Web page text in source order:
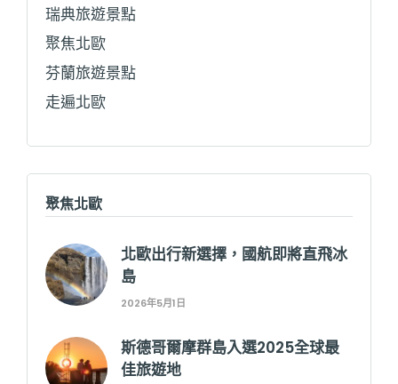
瑞典旅遊景點
聚焦北歐
芬蘭旅遊景點
走遍北歐
聚焦北歐
北歐出行新選擇，國航即將直飛冰
島
2026年5月1日
斯德哥爾摩群島入選2025全球最
佳旅遊地